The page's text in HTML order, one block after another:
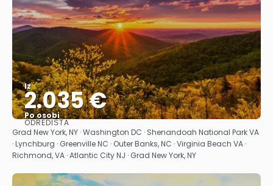
Iz
2.035 €
Po osobi
Vidjeti
ODREDIŠTA
Grad New York, NY · Washington DC · Shenandoah National Park VA
· Lynchburg · Greenville NC · Outer Banks, NC · Virginia Beach VA ·
Richmond, VA · Atlantic City NJ · Grad New York, NY